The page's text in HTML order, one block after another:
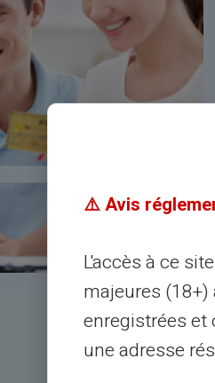
⚠️ Avis
L'accès à ce
majeures
enregistrées et
une adresse